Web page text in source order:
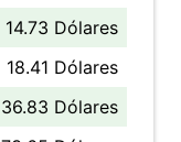
14.73 Dólares
18.41 Dólares
36.83 Dólares